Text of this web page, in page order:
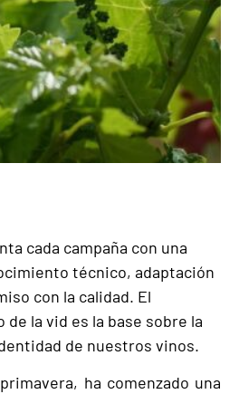
cada campaña con una
técnico, adaptación
con la calidad. El
la vid es la base sobre la
de nuestros vinos.
ha comenzado una